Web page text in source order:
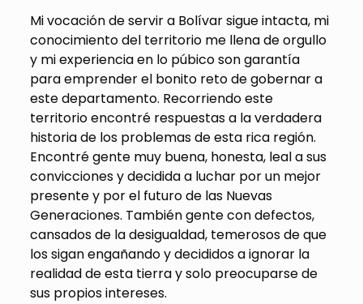
Mi vocación de servir a Bolívar sigue intacta, mi
conocimiento del territorio me llena de orgullo
y mi experiencia en lo púbico son garantía
para emprender el bonito reto de gobernar a
este departamento. Recorriendo este
territorio encontré respuestas a la verdadera
historia de los problemas de esta rica región.
Encontré gente muy buena, honesta, leal a sus
convicciones y decidida a luchar por un mejor
presente y por el futuro de las Nuevas
Generaciones. También gente con defectos,
cansados de la desigualdad, temerosos de que
los sigan engañando y decididos a ignorar la
realidad de esta tierra y solo preocuparse de
sus propios intereses.